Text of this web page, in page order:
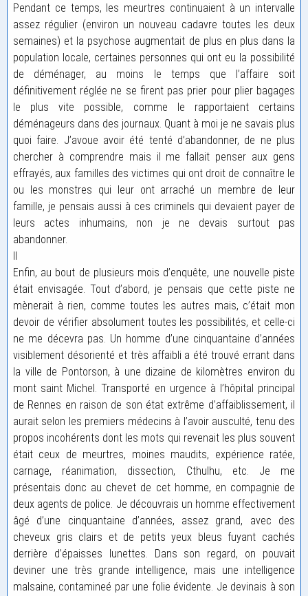
Pendant ce temps, les meurtres continuaient à un intervalle
assez régulier (environ un nouveau cadavre toutes les deux
semaines) et la psychose augmentait de plus en plus dans la
population locale, certaines personnes qui ont eu la possibilité
de déménager, au moins le temps que l’affaire soit
définitivement réglée ne se firent pas prier pour plier bagages
le plus vite possible, comme le rapportaient certains
déménageurs dans des journaux. Quant à moi je ne savais plus
quoi faire. J’avoue avoir été tenté d’abandonner, de ne plus
chercher à comprendre mais il me fallait penser aux gens
effrayés, aux familles des victimes qui ont droit de connaître le
ou les monstres qui leur ont arraché un membre de leur
famille, je pensais aussi à ces criminels qui devaient payer de
leurs actes inhumains, non je ne devais surtout pas
abandonner.
II
Enfin, au bout de plusieurs mois d’enquête, une nouvelle piste
était envisagée. Tout d’abord, je pensais que cette piste ne
mènerait à rien, comme toutes les autres mais, c’était mon
devoir de vérifier absolument toutes les possibilités, et celle-ci
ne me décevra pas. Un homme d’une cinquantaine d’années
visiblement désorienté et très affaibli a été trouvé errant dans
la ville de Pontorson, à une dizaine de kilomètres environ du
mont saint Michel. Transporté en urgence à l’hôpital principal
de Rennes en raison de son état extrême d’affaiblissement, il
aurait selon les premiers médecins à l’avoir ausculté, tenu des
propos incohérents dont les mots qui revenait les plus souvent
était ceux de meurtres, moines maudits, expérience ratée,
carnage, réanimation, dissection, Cthulhu, etc. Je me
présentais donc au chevet de cet homme, en compagnie de
deux agents de police. Je découvrais un homme effectivement
âgé d’une cinquantaine d’années, assez grand, avec des
cheveux gris clairs et de petits yeux bleus fuyant cachés
derrière d’épaisses lunettes. Dans son regard, on pouvait
deviner une très grande intelligence, mais une intelligence
malsaine, contamineé par une folie évidente. Je devinais à son